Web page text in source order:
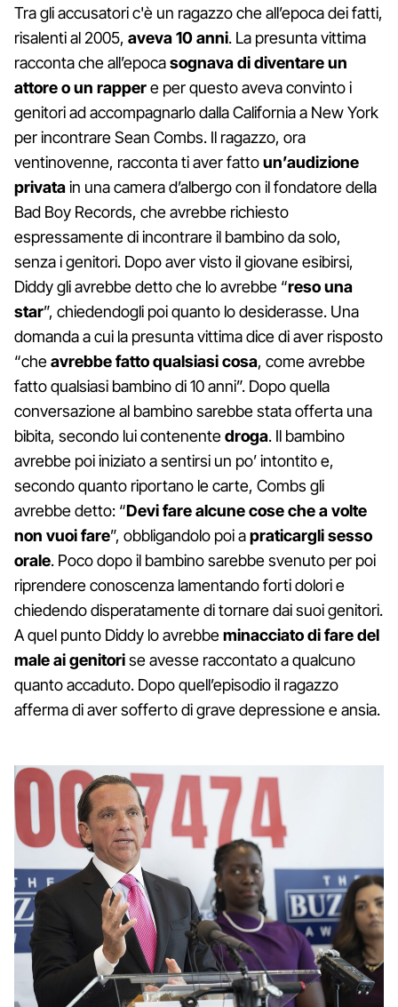
Tra gli accusatori c'è un ragazzo che all’epoca dei fatti,
risalenti al 2005, aveva 10 anni. La presunta vittima
racconta che all’epocasognava di diventare un
attore o un rappere per questo aveva convinto i
genitori ad accompagnarlo dalla California a New York
per incontrare Sean Combs. Il ragazzo, ora
ventinovenne, racconta ti aver fattoun’audizione
privatain una camera d’albergo con il fondatore della
Bad Boy Records, che avrebbe richiesto
espressamente di incontrare il bambino da solo,
senza i genitori. Dopo aver visto il giovane esibirsi,
Diddy gli avrebbe detto che lo avrebbe “reso una
star”, chiedendogli poi quanto lo desiderasse. Una
domanda a cui la presunta vittima dice di aver risposto
“cheavrebbe fatto qualsiasi cosa, come avrebbe
fatto qualsiasi bambino di 10 anni”. Dopo quella
conversazione al bambino sarebbe stata offerta una
bibita, secondo lui contenentedroga. Il bambino
avrebbe poi iniziato a sentirsi un po’ intontito e,
secondo quanto riportano le carte, Combs gli
avrebbe detto: “Devi fare alcune cose che a volte
non vuoi fare”, obbligandolo poi apraticargli sesso
orale. Poco dopo il bambino sarebbe svenuto per poi
riprendere conoscenza lamentando forti dolori e
chiedendo disperatamente di tornare dai suoi genitori.
A quel punto Diddy lo avrebbeminacciato di fare del
male ai genitorise avesse raccontato a qualcuno
quanto accaduto. Dopo quell’episodio il ragazzo
afferma di aver sofferto di grave depressione e ansia.